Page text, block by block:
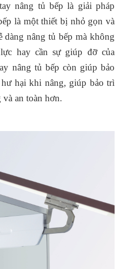
nâng tủ bếp là giải pháp
là một thiết bị nhỏ gọn và
dàng nâng tủ bếp mà không
hay cần sự giúp đỡ của
nâng tủ bếp còn giúp bảo
hại khi nâng, giúp bảo trì
và an toàn hơn.